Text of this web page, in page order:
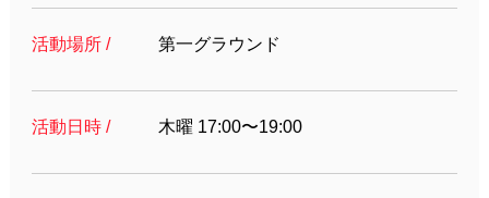
活動場所 / 第一グラウンド
活動日時 / 木曜 17:00〜19:00